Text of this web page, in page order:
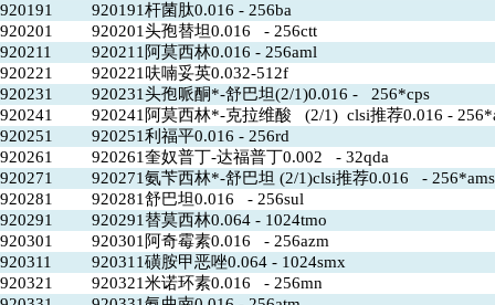
920191
920191杆菌肽0.016 - 256ba
920201
920201头孢替坦0.016 - 256ctt
920211
920211阿莫西林0.016 - 256aml
920221
920221呋喃妥英0.032-512f
920231
920231头孢哌酮*-舒巴坦(2/1)0.016 - 256*cps
920241
920241阿莫西林*-克拉维酸 (2/1) clsi推荐0.016 -
920251
920251利福平0.016 - 256rd
920261
920261奎奴普丁-达福普丁0.002 - 32qda
920271
920271氨苄西林*-舒巴坦 (2/1)clsi推荐0.016 - 256*ams
920281
920281舒巴坦0.016 - 256sul
920291
920291替莫西林0.064 - 1024tmo
920301
920301阿奇霉素0.016 - 256azm
920311
920311磺胺甲恶唑0.064 - 1024smx
920321
920321米诺环素0.016 - 256mn